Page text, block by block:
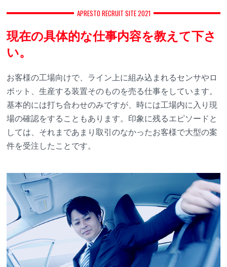
APRESTO RECRUIT SITE 2021
現在の具体的な仕事内容を教えて下さ
い。
お客様の工場向けで、ライン上に組み込まれるセンサやロ
ボット、生産する装置そのものを売る仕事をしています。
基本的には打ち合わせのみですが、時には工場内に入り現
場の確認をすることもあります。印象に残るエピソードと
しては、それまであまり取引のなかったお客様で大型の案
件を受注したことです。